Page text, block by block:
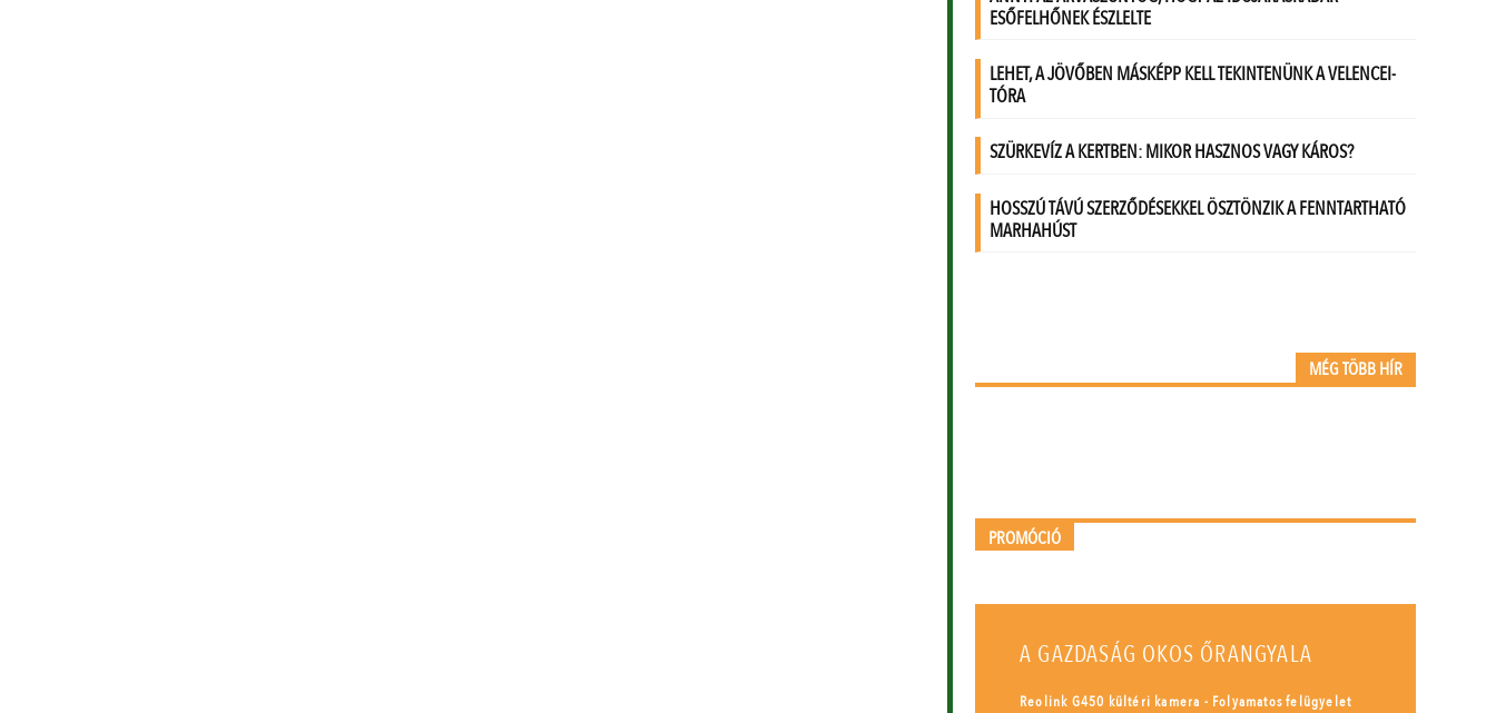
MÉG TÖBB HÍR
PROMÓCIÓ
A GAZDASÁG OKOS ŐRANGYALA
Reolink G450 kültéri kamera - Folyamatos felügyelet